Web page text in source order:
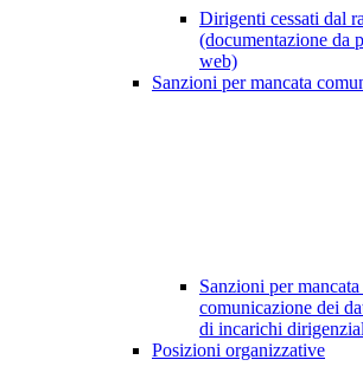
Dirigenti cessati dal
(documentazione da
web)
Sanzioni per mancata
Sanzioni per
comunicazione dei
di incarichi
Posizioni organizzative